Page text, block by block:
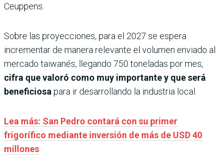
Ceuppens.
Sobre las proyecciones, para el 2027 se espera
incrementar de manera relevante el volumen enviado al
mercado taiwanés, llegando 750 toneladas por mes,
cifra que valoró como muy importante y que será
beneficiosa para ir desarrollando la industria local.
Lea más: San Pedro contará con su primer
frigorífico mediante inversión de más de USD 40
millones